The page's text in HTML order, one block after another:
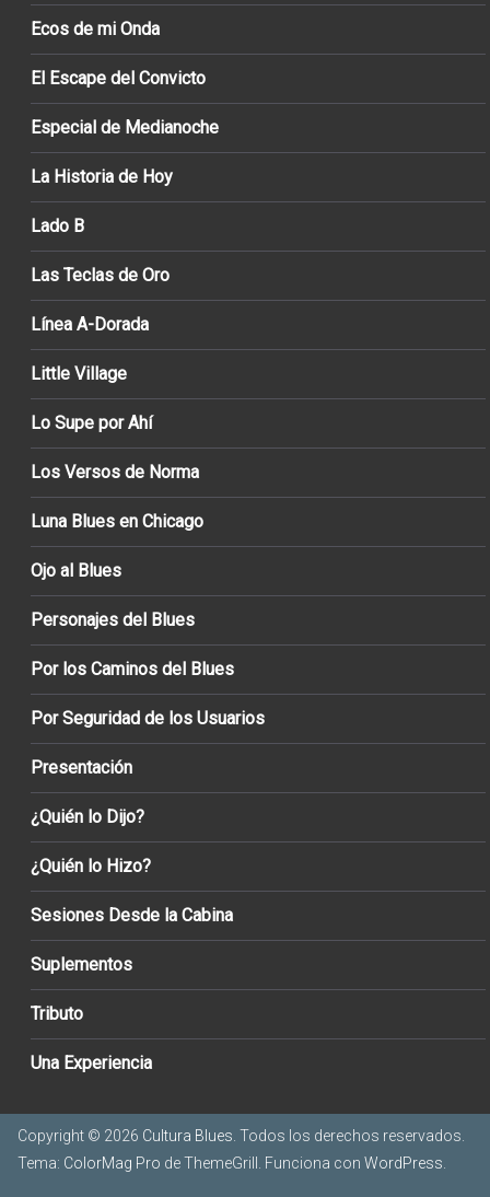
Ecos de mi Onda
El Escape del Convicto
Especial de Medianoche
La Historia de Hoy
Lado B
Las Teclas de Oro
Línea A-Dorada
Little Village
Lo Supe por Ahí
Los Versos de Norma
Luna Blues en Chicago
Ojo al Blues
Personajes del Blues
Por los Caminos del Blues
Por Seguridad de los Usuarios
Presentación
¿Quién lo Dijo?
¿Quién lo Hizo?
Sesiones Desde la Cabina
Suplementos
Tributo
Una Experiencia
Copyright © 2026 Cultura Blues . Todos los derechos reservados.
Tema: ColorMag Pro de ThemeGrill. Funciona con WordPress